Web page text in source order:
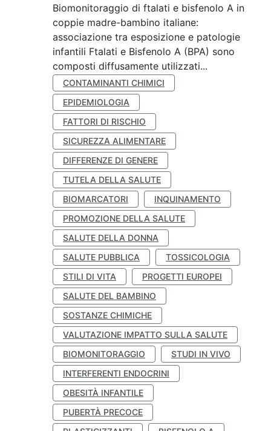
Biomonitoraggio di ftalati e bisfenolo A in
coppie madre-bambino italiane:
associazione tra esposizione e patologie
infantili Ftalati e Bisfenolo A (BPA) sono
composti diffusamente utilizzati...
CONTAMINANTI CHIMICI
EPIDEMIOLOGIA
FATTORI DI RISCHIO
SICUREZZA ALIMENTARE
DIFFERENZE DI GENERE
TUTELA DELLA SALUTE
BIOMARCATORI
INQUINAMENTO
PROMOZIONE DELLA SALUTE
SALUTE DELLA DONNA
SALUTE PUBBLICA
TOSSICOLOGIA
STILI DI VITA
PROGETTI EUROPEI
SALUTE DEL BAMBINO
SOSTANZE CHIMICHE
VALUTAZIONE IMPATTO SULLA SALUTE
BIOMONITORAGGIO
STUDI IN VIVO
INTERFERENTI ENDOCRINI
OBESITÀ INFANTILE
PUBERTÀ PRECOCE